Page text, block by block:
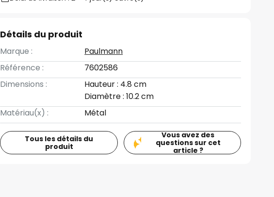
Détails du produit
Marque :
Paulmann
Référence :
7602586
Dimensions :
Hauteur : 4.8 cm
Diamètre : 10.2 cm
Matériau(x) :
Métal
Tous les détails du
produit
Vous avez des
questions sur cet
article ?